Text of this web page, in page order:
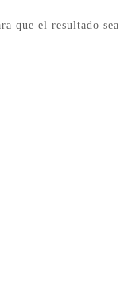
que el resultado